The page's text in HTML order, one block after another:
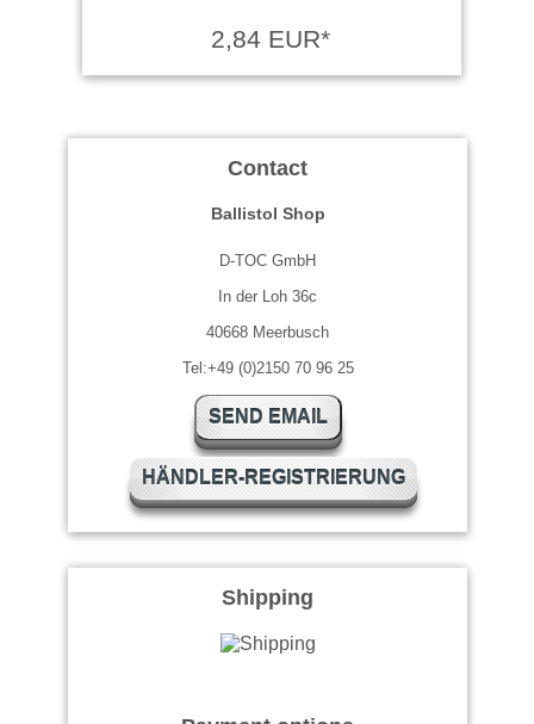
2,84 EUR*
Contact
Ballistol Shop
D-TOC GmbH
In der Loh 36c
40668 Meerbusch
Tel:+49 (0)2150 70 96 25
SEND EMAIL
HÄNDLER-REGISTRIERUNG
Shipping